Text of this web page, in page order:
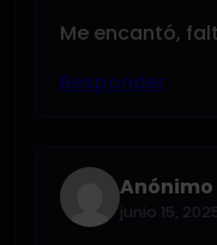
Me encantó,
Responder
Anónimo
junio 15,